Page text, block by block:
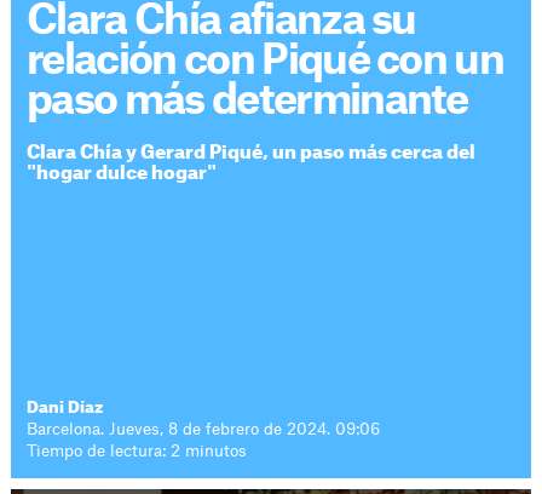
Clara Chía afianza su
relación con Piqué con un
paso más determinante
Clara Chía y Gerard Piqué, un paso más cerca del
"hogar dulce hogar"
Dani Díaz
Barcelona. Jueves, 8 de febrero de 2024. 09:06
Tiempo de lectura: 2 minutos